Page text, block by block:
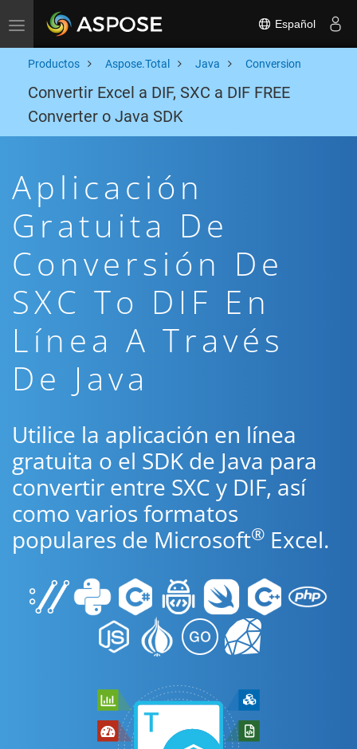
Toggle navigation Español
Productos Aspose.Total Java Conversion
Convertir Excel a DIF, SXC a DIF FREE
Converter o Java SDK
Aplicación
Gratuita De
Conversión De
SXC To DIF En
Línea A Través
De Java
Utilice la aplicación en línea
gratuita o el SDK de Java para
convertir entre SXC y DIF, así
como varios formatos
populares de Microsoft® Excel.